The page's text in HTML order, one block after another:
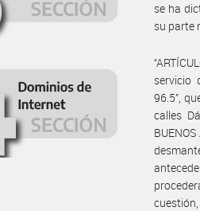
se ha
su parte
servicio
96.5”,
calles